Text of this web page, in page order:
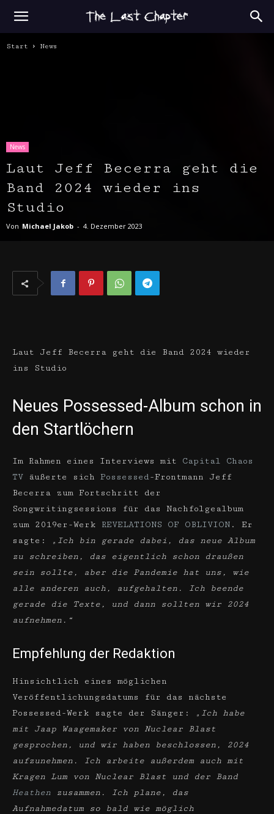
Start News
News
Laut Jeff Becerra geht die
Band 2024 wieder ins
Studio
Von Michael Jakob - 4. Dezember 2023
Laut Jeff Becerra geht die Band 2024 wieder
ins Studio
Neues Possessed-Album schon in
den Startlöchern
Im Rahmen eines Interviews mit Capital Chaos
TV äußerte sich Possessed-Frontmann Jeff
Becerra zum Fortschritt der
Songwritingsessions für das Nachfolgealbum
zum 2019er-Werk REVELATIONS OF OBLIVION . Er
sagte:
„Ich bin gerade dabei, das neue Album
zu schreiben, das eigentlich schon draußen
sein sollte, aber die Pandemie hat uns, wie
alle anderen auch, aufgehalten. Ich beende
gerade die Texte, und dann sollten wir 2024
aufnehmen.“
Empfehlung der Redaktion
Hinsichtlich eines möglichen
Veröffentlichungsdatums für das nächste
Possessed-Werk sagte der Sänger:
„Ich habe
mit Jaap Waagemaker von Nuclear Blast
gesprochen, und wir haben beschlossen, 2024
aufzunehmen. Ich arbeite außerdem auch mit
Kragen Lum von Nuclear Blast und der Band
Heathen zusammen. Ich plane, das
Aufnahmedatum so bald wie möglich